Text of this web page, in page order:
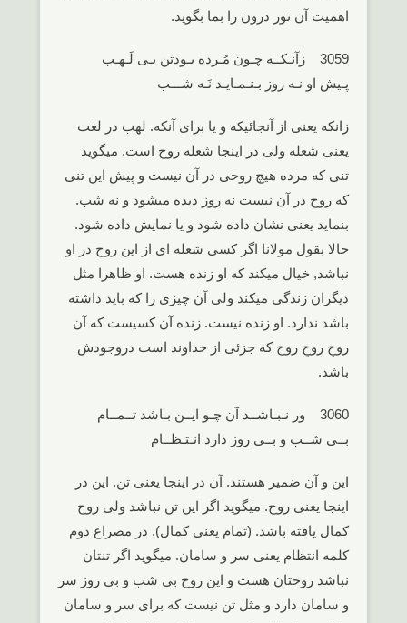
اهمیت آن نور درون را بما بگوید.
3059 زآنـکــه چـون مُـرده بـودتن بـی لَـهـب
پـیش او نـه روز بـنـمـایـد نَـه شـــب
زانکه یعنی از آنجائیکه و یا برای آنکه. لهب در لغت
یعنی شعله ولی در اینجا شعله روح است. میگوید
تنی که مرده هیچ روحی در آن نیست و پیش این تنی
که روح در آن نیست نه روز دیده میشود و نه شب.
بنماید یعنی نشان داده شود و یا نمایش داده شود.
حالا بقول مولانا اگر کسی شعله ای از این روح در او
نباشد, خیال میکند که او زنده هست. او ظاهرا مثل
دیگران زندگی میکند ولی آن چیزی را که باید داشته
باشد ندارد. او زنده نیست. زنده آن کسیست که آن
روحِ روحِ روح که جزئی از خداوند است دروجودش
باشد.
3060 ور نـبـاشــد آن چـو ایــن بـاشد تــمــام
بــی شــب و بــی روز دارد انـتـظــام
این و آن ضمیر هستند. آن در اینجا یعنی تن. این در
اینجا یعنی روح. میگوید اگر این تن نباشد ولی روح
کمال یافته باشد. (تمام یعنی کمال). در مصراع دوم
کلمه انتظام یعنی سر و سامان. میگوید اگر تنتان
نباشد روحتان هست و این روح بی شب و بی روز سر
و سامان دارد و مثل تن نیست که برای سر و سامان